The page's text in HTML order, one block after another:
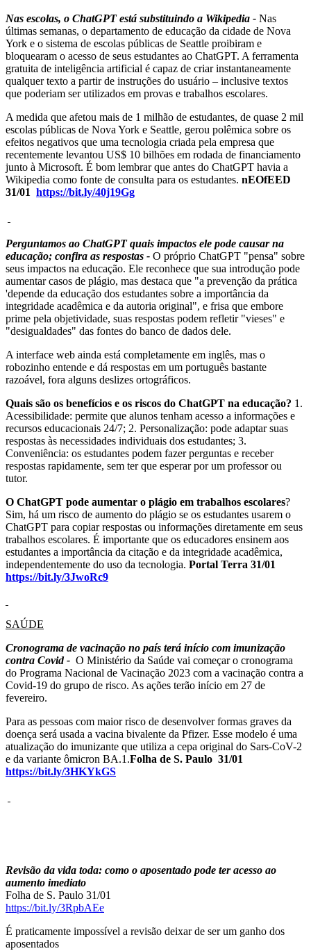
Nas escolas, o ChatGPT está substituindo a Wikipedia - Nas
últimas semanas, o departamento de educação da cidade de Nova
York e o sistema de escolas públicas de Seattle proibiram e
bloquearam o acesso de seus estudantes ao ChatGPT. A ferramenta
gratuita de inteligência artificial é capaz de criar instantaneamente
qualquer texto a partir de instruções do usuário – inclusive textos
que poderiam ser utilizados em provas e trabalhos escolares.
A medida que afetou mais de 1 milhão de estudantes, de quase 2 mil
escolas públicas de Nova York e Seattle, gerou polêmica sobre os
efeitos negativos que uma tecnologia criada pela empresa que
recentemente levantou US$ 10 bilhões em rodada de financiamento
junto à Microsoft. É bom lembrar que antes do ChatGPT havia a
Wikipedia como fonte de consulta para os estudantes. nEOfEED
31/01 https://bit.ly/40j19Gg
Perguntamos ao ChatGPT quais impactos ele pode causar na
educação; confira as respostas - O próprio ChatGPT "pensa" sobre
seus impactos na educação. Ele reconhece que sua introdução pode
aumentar casos de plágio, mas destaca que "a prevenção da prática
'depende da educação dos estudantes sobre a importância da
integridade acadêmica e da autoria original", e frisa que embore
prime pela objetividade, suas respostas podem refletir "vieses" e
"desigualdades" das fontes do banco de dados dele.
A interface web ainda está completamente em inglês, mas o
robozinho entende e dá respostas em um português bastante
razoável, fora alguns deslizes ortográficos.
Quais são os benefícios e os riscos do ChatGPT na educação? 1.
Acessibilidade: permite que alunos tenham acesso a informações e
recursos educacionais 24/7; 2. Personalização: pode adaptar suas
respostas às necessidades individuais dos estudantes; 3.
Conveniência: os estudantes podem fazer perguntas e receber
respostas rapidamente, sem ter que esperar por um professor ou
tutor.
O ChatGPT pode aumentar o plágio em trabalhos escolares?
Sim, há um risco de aumento do plágio se os estudantes usarem o
ChatGPT para copiar respostas ou informações diretamente em seus
trabalhos escolares. É importante que os educadores ensinem aos
estudantes a importância da citação e da integridade acadêmica,
independentemente do uso da tecnologia. Portal Terra 31/01
https://bit.ly/3JwoRc9
SAÚDE
Cronograma de vacinação no país terá início com imunização
contra Covid - O Ministério da Saúde vai começar o cronograma
do Programa Nacional de Vacinação 2023 com a vacinação contra a
Covid-19 do grupo de risco. As ações terão início em 27 de
fevereiro.
Para as pessoas com maior risco de desenvolver formas graves da
doença será usada a vacina bivalente da Pfizer. Esse modelo é uma
atualização do imunizante que utiliza a cepa original do Sars-CoV-2
e da variante ômicron BA.1.Folha de S. Paulo 31/01
https://bit.ly/3HKYkGS
Revisão da vida toda: como o aposentado pode ter acesso ao
aumento imediato
Folha de S. Paulo 31/01
https://bit.ly/3RpbAEe
É praticamente impossível a revisão deixar de ser um ganho dos
aposentados